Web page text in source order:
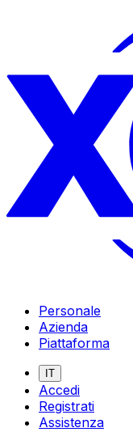
Personale
Azienda
Piattaforma
IT
Accedi
Registrati
Assistenza